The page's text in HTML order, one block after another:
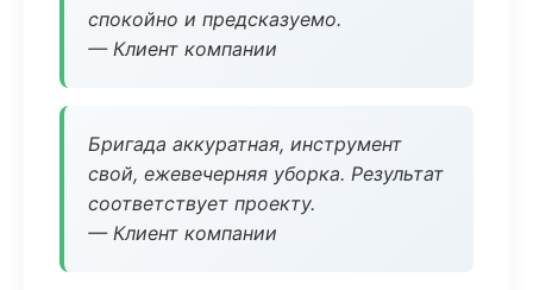
спокойно и предсказуемо.
— Клиент компании
Бригада аккуратная, инструмент
свой, ежевечерняя уборка. Результат
соответствует проекту.
— Клиент компании